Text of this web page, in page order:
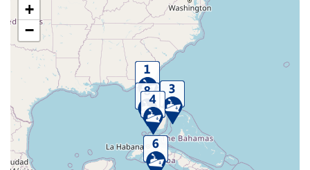
+
−